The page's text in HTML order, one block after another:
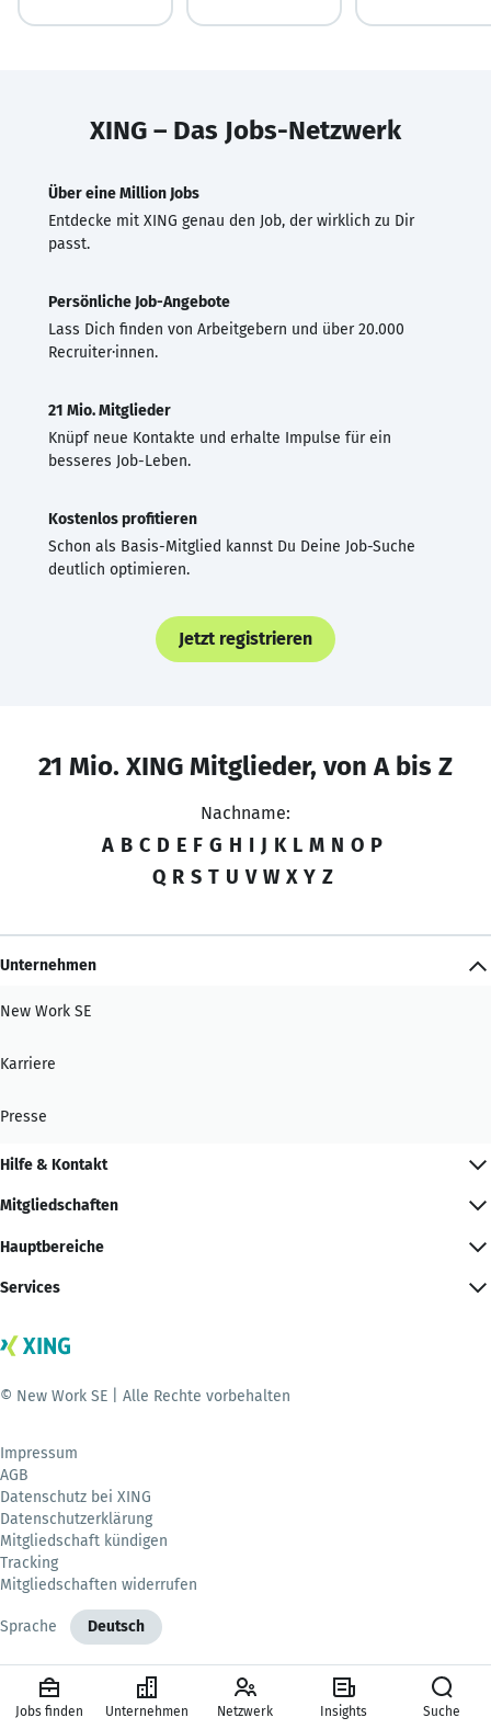
XING – Das Jobs-Netzwerk
Über eine Million Jobs
Entdecke mit XING genau den Job, der wirklich zu Dir
passt.
Persönliche Job-Angebote
Lass Dich finden von Arbeitgebern und über 20.000
Recruiter·innen.
21 Mio. Mitglieder
Knüpf neue Kontakte und erhalte Impulse für ein
besseres Job-Leben.
Kostenlos profitieren
Schon als Basis-Mitglied kannst Du Deine Job-Suche
deutlich optimieren.
Jetzt registrieren
21 Mio. XING Mitglieder, von A bis Z
Nachname:
A B C D E F G H I J K L M N O P
Q R S T U V W X Y Z
Unternehmen
New Work SE
Karriere
Presse
Hilfe & Kontakt
Mitgliedschaften
Hauptbereiche
Services
© New Work SE | Alle Rechte vorbehalten
Impressum
AGB
Datenschutz bei XING
Datenschutzerklärung
Mitgliedschaft kündigen
Tracking
Mitgliedschaften widerrufen
Sprache Deutsch
Jobs finden Unternehmen Netzwerk Insights Suche